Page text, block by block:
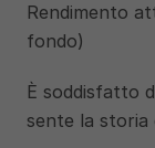
Rendimento
fondo)
È soddisfatto
sente la storia